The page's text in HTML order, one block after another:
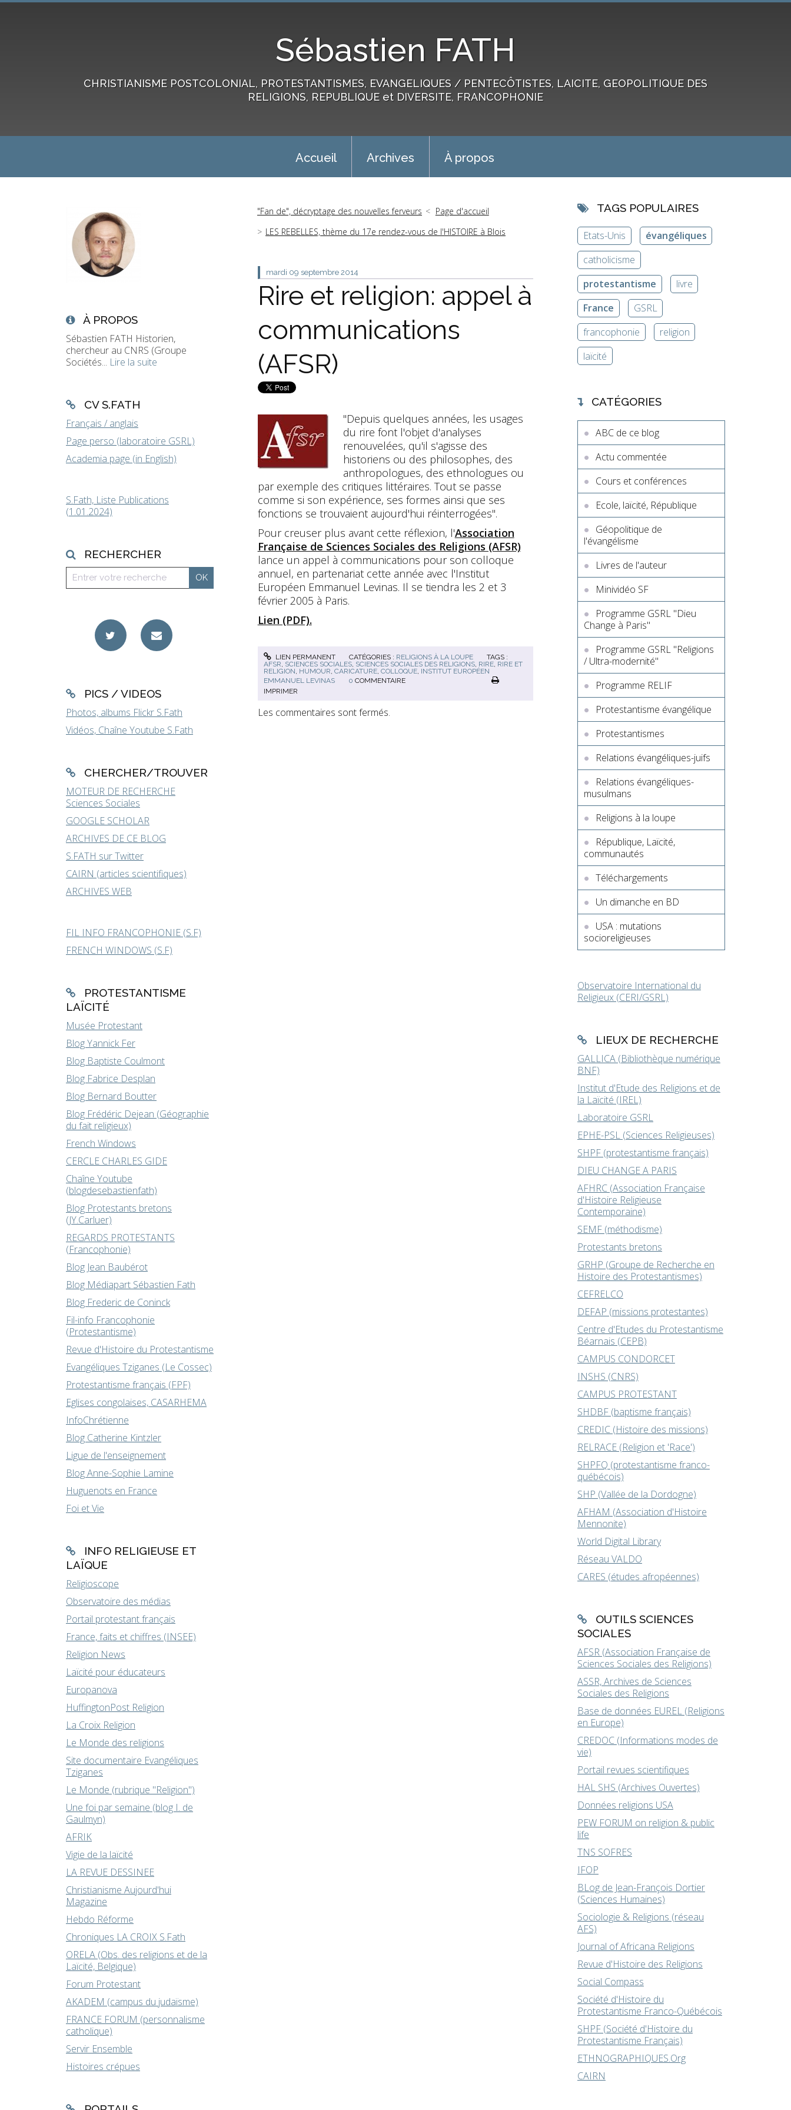
Sébastien FATH
CHRISTIANISME POSTCOLONIAL, PROTESTANTISMES, EVANGELIQUES / PENTECÔTISTES, LAICITE, GEOPOLITIQUE DES
RELIGIONS, REPUBLIQUE et DIVERSITE, FRANCOPHONIE
Accueil Archives À propos
À PROPOS
Sébastien FATH Historien,
chercheur au CNRS (Groupe
Sociétés... Lire la suite
CV S.FATH
Français / anglais
Page perso (laboratoire GSRL)
Academia page (in English)
S.Fath, Liste Publications
(1.01.2024)
RECHERCHER
PICS / VIDEOS
Photos, albums Flickr S.Fath
Vidéos, Chaîne Youtube S.Fath
CHERCHER/TROUVER
MOTEUR DE RECHERCHE
Sciences Sociales
GOOGLE SCHOLAR
ARCHIVES DE CE BLOG
S.FATH sur Twitter
CAIRN (articles scientifiques)
ARCHIVES WEB
FIL INFO FRANCOPHONIE (S.F)
FRENCH WINDOWS (S.F)
PROTESTANTISME
LAÏCITÉ
Musée Protestant
Blog Yannick Fer
Blog Baptiste Coulmont
Blog Fabrice Desplan
Blog Bernard Boutter
Blog Frédéric Dejean (Géographie
du fait religieux)
French Windows
CERCLE CHARLES GIDE
Chaîne Youtube
(blogdesebastienfath)
Blog Protestants bretons
(JY.Carluer)
REGARDS PROTESTANTS
(Francophonie)
Blog Jean Baubérot
Blog Médiapart Sébastien Fath
Blog Frederic de Coninck
Fil-info Francophonie
(Protestantisme)
Revue d'Histoire du Protestantisme
Evangéliques Tziganes (Le Cossec)
Protestantisme français (FPF)
Eglises congolaises, CASARHEMA
InfoChrétienne
Blog Catherine Kintzler
Ligue de l'enseignement
Blog Anne-Sophie Lamine
Huguenots en France
Foi et Vie
INFO RELIGIEUSE ET
LAÏQUE
Religioscope
Observatoire des médias
Portail protestant français
France, faits et chiffres (INSEE)
Religion News
Laïcité pour éducateurs
Europanova
HuffingtonPost Religion
La Croix Religion
Le Monde des religions
Site documentaire Evangéliques
Tziganes
Le Monde (rubrique "Religion")
Une foi par semaine (blog I. de
Gaulmyn)
AFRIK
Vigie de la laïcité
LA REVUE DESSINEE
Christianisme Aujourd'hui
Magazine
Hebdo Réforme
Chroniques LA CROIX S.Fath
ORELA (Obs. des religions et de la
Laïcité, Belgique)
Forum Protestant
AKADEM (campus du judaïsme)
FRANCE FORUM (personnalisme
catholique)
Servir Ensemble
Histoires crépues
"Fan de", décryptage des nouvelles ferveurs
Page d'accueil
LES REBELLES, thème du 17e rendez-vous de l'HISTOIRE à Blois
mardi 09 septembre 2014
Rire et religion: appel à
communications
(AFSR)
"Depuis quelques années, les usages
du rire font l'objet d'analyses
renouvelées, qu'il s'agisse des
historiens ou des philosophes, des
anthropologues, des ethnologues ou
par exemple des critiques littéraires. Tout se passe
comme si son expérience, ses formes ainsi que ses
fonctions se trouvaient aujourd'hui réinterrogées".
Pour creuser plus avant cette réflexion, l'Association
Française de Sciences Sociales des Religions (AFSR)
lance un appel à communications pour son colloque
annuel, en partenariat cette année avec l'Institut
Européen Emmanuel Levinas. Il se tiendra les 2 et 3
février 2005 à Paris.
Lien (PDF).
LIEN PERMANENT CATÉGORIES : RELIGIONS À LA LOUPE
TAGS :
AFSR SCIENCES SOCIALES, SCIENCES SOCIALES DES RELIGIONS, RIRE, RIRE ET
RELIGION HUMOUR CARICATURE, COLLOQUE, INSTITUT EUROPÉEN
EMMANUEL LEVINAS
0 COMMENTAIRE
IMPRIMER
Les commentaires sont fermés.
TAGS POPULAIRES
Etats-Unis
évangéliques
catholicisme
protestantisme
livre
France
GSRL
francophonie
religion
laïcité
CATÉGORIES
ABC de ce blog
Actu commentée
Cours et conférences
Ecole, laïcité, République
Géopolitique de
l'évangélisme
Livres de l'auteur
Minividéo SF
Programme GSRL "Dieu
Change à Paris"
Programme GSRL "Religions
/ Ultra-modernité"
Programme RELIF
Protestantisme évangélique
Protestantismes
Relations évangéliques-juifs
Relations évangéliques-
musulmans
Religions à la loupe
République, Laïcité,
communautés
Téléchargements
Un dimanche en BD
USA : mutations
socioreligieuses
Observatoire International du
Religieux (CERI/GSRL)
LIEUX DE RECHERCHE
GALLICA (Bibliothèque numérique
BNF)
Institut d'Etude des Religions et de
la Laïcité (IREL)
Laboratoire GSRL
EPHE-PSL (Sciences Religieuses)
SHPF (protestantisme français)
DIEU CHANGE A PARIS
AFHRC (Association Française
d'Histoire Religieuse
Contemporaine)
SEMF (méthodisme)
Protestants bretons
GRHP (Groupe de Recherche en
Histoire des Protestantismes)
CEFRELCO
DEFAP (missions protestantes)
Centre d'Etudes du Protestantisme
Béarnais (CEPB)
CAMPUS CONDORCET
INSHS (CNRS)
CAMPUS PROTESTANT
SHDBF (baptisme français)
CREDIC (Histoire des missions)
RELRACE (Religion et 'Race')
SHPFQ (protestantisme franco-
québécois)
SHP (Vallée de la Dordogne)
AFHAM (Association d'Histoire
Mennonite)
World Digital Library
Réseau VALDO
CARES (études afropéennes)
OUTILS SCIENCES
SOCIALES
AFSR (Association Française de
Sciences Sociales des Religions)
ASSR, Archives de Sciences
Sociales des Religions
Base de données EUREL (Religions
en Europe)
CREDOC (Informations modes de
vie)
Portail revues scientifiques
HAL SHS (Archives Ouvertes)
Données religions USA
PEW FORUM on religion & public
life
TNS SOFRES
IFOP
BLog de Jean-François Dortier
(Sciences Humaines)
Sociologie & Religions (réseau
AFS)
Journal of Africana Religions
Revue d'Histoire des Religions
Social Compass
Société d'Histoire du
Protestantisme Franco-Québécois
SHPF (Société d'Histoire du
Protestantisme Français)
ETHNOGRAPHIQUES.Org
CAIRN